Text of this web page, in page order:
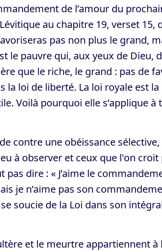
de l’amour du
au chapitre 19, verset 15,
pas non plus le grand,
le pauvre qui, aux yeux de Dieu,
que le riche, le grand : pas de
loi de liberté. La loi royale est la
Voilà pourquoi elle s’applique à
contre une obéissance
à observer et ceux que l'on
dire : « J’aime le
je n’aime pas son
soucie de la Loi dans son
et le meurtre appartiennent